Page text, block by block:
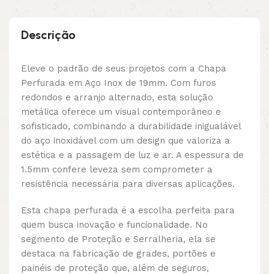
Descrição
Eleve o padrão de seus projetos com a Chapa
Perfurada em Aço Inox de 19mm. Com furos
redondos e arranjo alternado, esta solução
metálica oferece um visual contemporâneo e
sofisticado, combinando a durabilidade inigualável
do aço inoxidável com um design que valoriza a
estética e a passagem de luz e ar. A espessura de
1.5mm confere leveza sem comprometer a
resistência necessária para diversas aplicações.
Esta chapa perfurada é a escolha perfeita para
quem busca inovação e funcionalidade. No
segmento de Proteção e Serralheria, ela se
destaca na fabricação de grades, portões e
painéis de proteção que, além de seguros,